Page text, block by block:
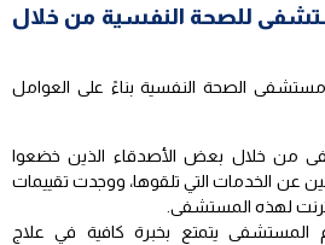
للصحة النفسية من خلال
الصحة النفسية بناءً على العوامل
خلال بعض الأصدقاء الذين خضعوا
عن الخدمات التي تلقوها، ووجدت تقييمات
لهذه المستشفى.
يتمتع بخبرة كافية في علاج